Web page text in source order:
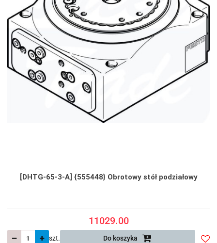
[DHTG-65-3-A] {555448} Obrotowy stół podziałowy
11029.00
szt. Do koszyka